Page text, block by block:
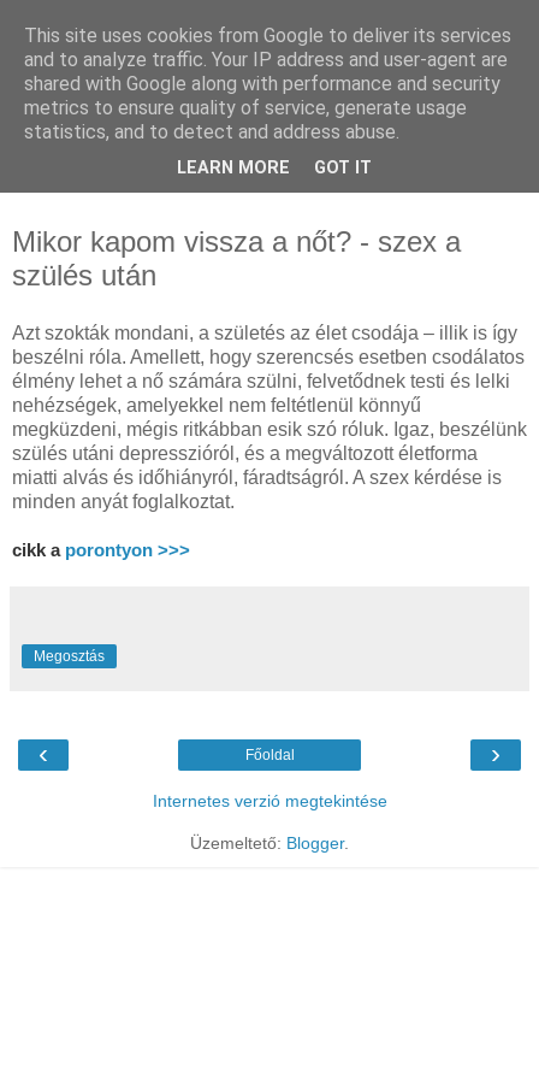
Pszichológiai Tanácsadás
Budapesten - Cziglán
Karolina pszichológus
Mikor kapom vissza a nőt? - szex a
szülés után
Azt szokták mondani, a születés az élet csodája – illik is így
beszélni róla. Amellett, hogy szerencsés esetben csodálatos
élmény lehet a nő számára szülni, felvetődnek testi és lelki
nehézségek, amelyekkel nem feltétlenül könnyű
megküzdeni, mégis ritkábban esik szó róluk. Igaz, beszélünk
szülés utáni depresszióról, és a megváltozott életforma
miatti alvás és időhiányról, fáradtságról. A szex kérdése is
minden anyát foglalkoztat.
cikk a porontyon >>>
Megosztás
‹ ›
Főoldal
Internetes verzió megtekintése
Üzemeltető: Blogger.
This site uses cookies from Google to deliver its services
and to analyze traffic. Your IP address and user-agent are
shared with Google along with performance and security
metrics to ensure quality of service, generate usage
statistics, and to detect and address abuse.
LEARN MORE GOT IT